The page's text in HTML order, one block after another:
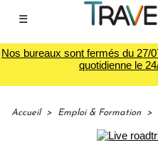
☰
Nos bureaux sont fermés du 27/
quotidienne le
Accueil > Emploi & Formation >